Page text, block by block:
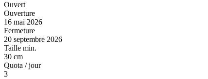
Ouvert
Ouverture
16 mai 2026
Fermeture
20 septembre 2026
Taille min.
30 cm
Quota / jour
3